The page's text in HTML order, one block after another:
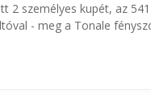
2 személyes kupét, az
- meg a Tonale